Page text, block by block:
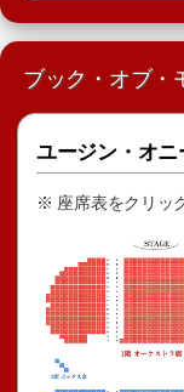
ブック・オブ・
ユージン・オ
※ 座席表をクリッ